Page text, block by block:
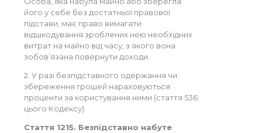
його у себе без достатньої правової
підстави, має право вимагати
відшкодування зроблених нею необхідних
витрат на майно від часу, з якого вона
зобов’язана повернути доходи.
2. У разі безпідставного одержання чи
збереження грошей нараховуються
проценти за користування ними (стаття 536
цього Кодексу).
Стаття 1215. Безпідставно набуте